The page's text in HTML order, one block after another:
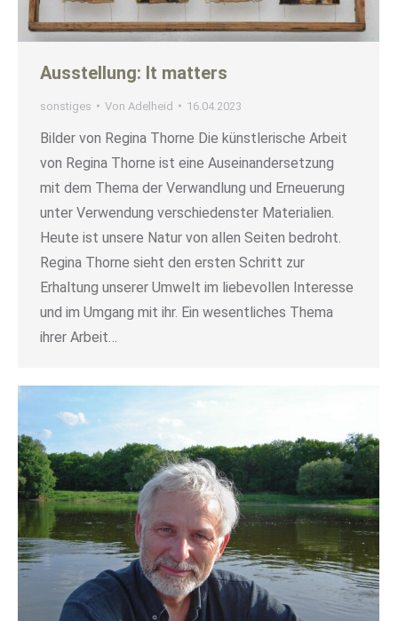
Ausstellung: It matters
sonstiges Von Adelheid 16.04.2023
Bilder von Regina Thorne Die künstlerische Arbeit
von Regina Thorne ist eine Auseinandersetzung
mit dem Thema der Verwandlung und Erneuerung
unter Verwendung verschiedenster Materialien.
Heute ist unsere Natur von allen Seiten bedroht.
Regina Thorne sieht den ersten Schritt zur
Erhaltung unserer Umwelt im liebevollen Interesse
und im Umgang mit ihr. Ein wesentliches Thema
ihrer Arbeit…